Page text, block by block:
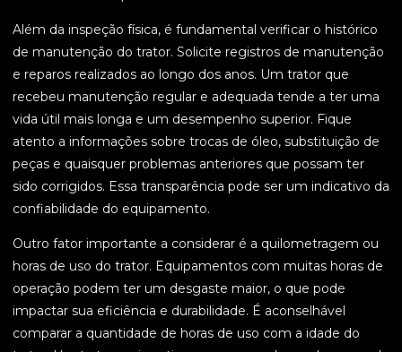
Além da inspeção física, é fundamental verificar o histórico
de manutenção do trator. Solicite registros de manutenção
e reparos realizados ao longo dos anos. Um trator que
recebeu manutenção regular e adequada tende a ter uma
vida útil mais longa e um desempenho superior. Fique
atento a informações sobre trocas de óleo, substituição de
peças e quaisquer problemas anteriores que possam ter
sido corrigidos. Essa transparência pode ser um indicativo da
confiabilidade do equipamento.
Outro fator importante a considerar é a quilometragem ou
horas de uso do trator. Equipamentos com muitas horas de
operação podem ter um desgaste maior, o que pode
impactar sua eficiência e durabilidade. É aconselhável
comparar a quantidade de horas de uso com a idade do